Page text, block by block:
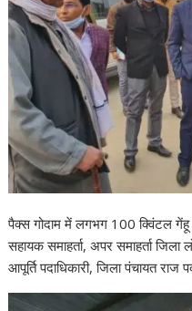
पैक्स गोदाम में लगभग 100 क्विंटल गेंहू
सहायक समाहर्ता, अपर समाहर्ता जिला
आपूर्ति पदाधिकारी, जिला पंचायत राज